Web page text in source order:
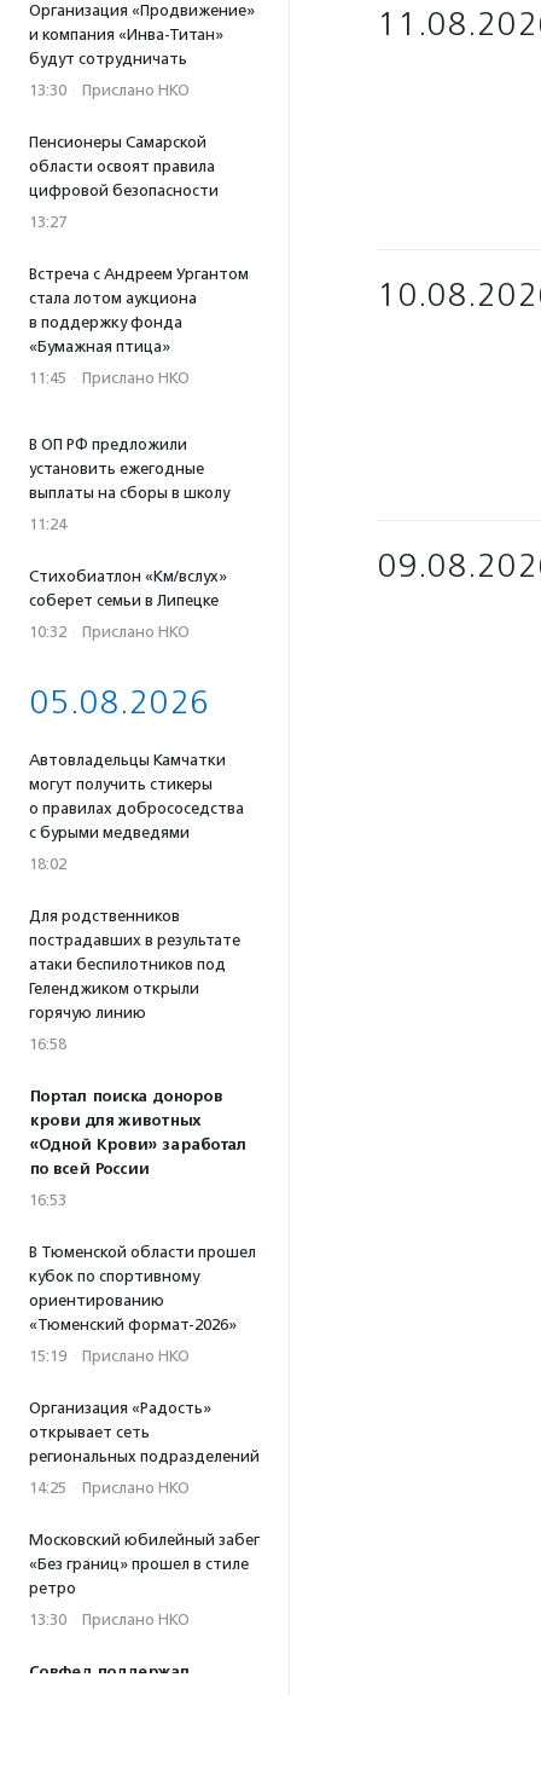
Организация «Продвижение»
и компания «Инва-Титан»
будут сотрудничать
13:30 · Прислано НКО
Пенсионеры Самарской
области освоят правила
цифровой безопасности
13:27
Встреча с Андреем Ургантом
стала лотом аукциона
в поддержку фонда
«Бумажная птица»
11:45 · Прислано НКО
В ОП РФ предложили
установить ежегодные
выплаты на сборы в школу
11:24
Стихобиатлон «Км/вслух»
соберет семьи в Липецке
10:32 · Прислано НКО
05.08.2026
Автовладельцы Камчатки
могут получить стикеры
о правилах добрососедства
с бурыми медведями
18:02
Для родственников
пострадавших в результате
атаки беспилотников под
Геленджиком открыли
горячую линию
16:58
Портал поиска доноров
крови для животных
«Одной Крови» заработал
по всей России
16:53
В Тюменской области прошел
кубок по спортивному
ориентированию
«Тюменский формат-2026»
15:19 · Прислано НКО
Организация «Радость»
открывает сеть
региональных подразделений
14:25 · Прислано НКО
Московский юбилейный забег
«Без границ» прошел в стиле
ретро
13:30 · Прислано НКО
Совфед поддержал